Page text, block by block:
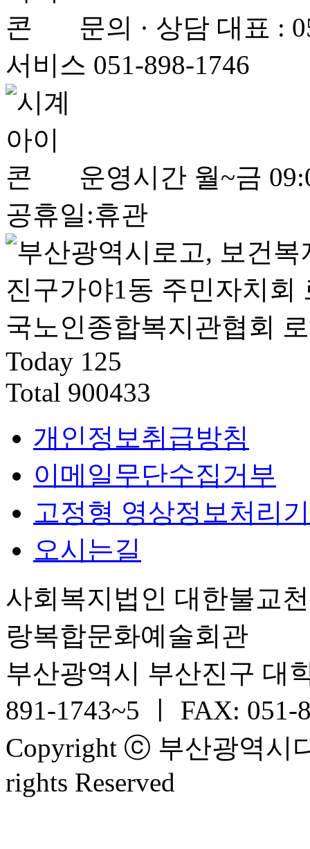
문의 · 상담 대표 :
서비스 051-898-1746
운영시간 월~금
공휴일:휴관
Today 125
Total 900433
개인정보취급방침
이메일무단수집거부
고정형 영상정보처리
오시는길
사회복지법인 대한불교
랑복합문화예술회관
부산광역시 부산진구 대
891-1743~5 ㅣ FAX: 051-
Copyright ⓒ 부산광역시
rights Reserved